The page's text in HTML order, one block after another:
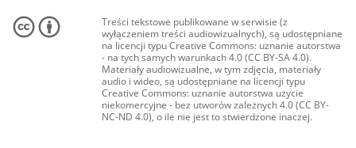
Treści tekstowe publikowane w serwisie (z
wyłączeniem treści audiowizualnych), są udostępniane
na licencji typu Creative Commons: uznanie autorstwa
- na tych samych warunkach 4.0 (CC BY-SA 4.0).
Materiały audiowizualne, w tym zdjęcia, materiały
audio i wideo, są udostępniane na licencji typu
Creative Commons: uznanie autorstwa użycie
niekomercyjne - bez utworów zależnych 4.0 (CC BY-
NC-ND 4.0), o ile nie jest to stwierdzone inaczej.